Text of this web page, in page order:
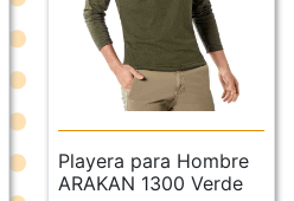
Playera para Hombre
ARAKAN 1300 Verde